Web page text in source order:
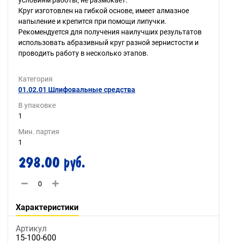
Круг изготовлен на гибкой основе, имеет алмазное
напыление и крепится при помощи липучки.
Рекомендуется для получения наилучших результатов
использовать абразивный круг разной зернистости и
проводить работу в несколько этапов.
Категория
01.02.01 Шлифовальные средства
В упаковке
1
Мин. партия
1
298.00 руб.
Характеристики
Артикул
15-100-600